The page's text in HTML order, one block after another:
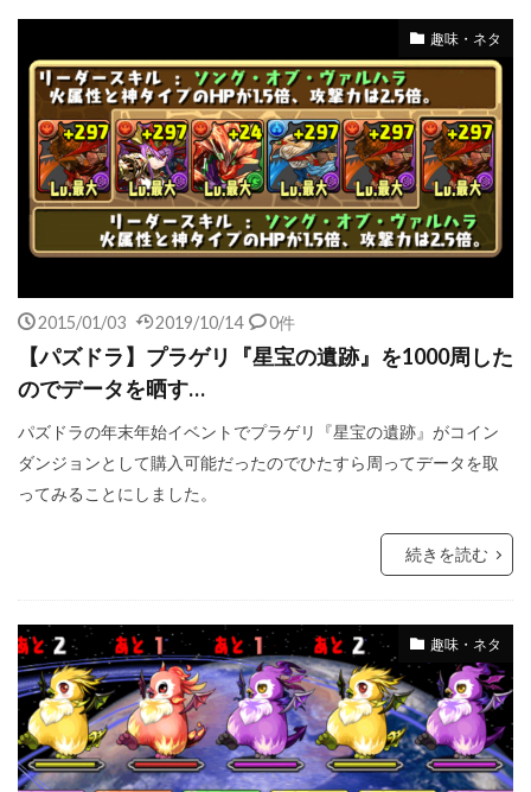
趣味・ネタ
2015/01/03 2019/10/14 0件
【パズドラ】プラゲリ『星宝の遺跡』を1000周した
のでデータを晒す…
パズドラの年末年始イベントでプラゲリ『星宝の遺跡』がコイン
ダンジョンとして購入可能だったのでひたすら周ってデータを取
ってみることにしました。
続きを読む
趣味・ネタ